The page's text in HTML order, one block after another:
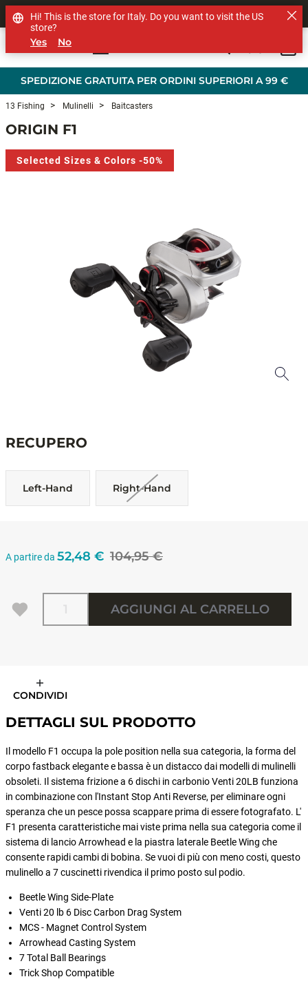
SPEDIZIONE GRATUITA PER ORDINI SUPERIORI A 99 €
SHOP OTHER BRANDS
13 Fishing Mulinelli Baitcasters
ORIGIN F1
Selected Sizes & Colors -50%
RECUPERO
Left-Hand Right-Hand
A partire da 104,95 €
52,48 €
Quantità
AGGIUNGI AL CARRELLO
CONDIVIDI
DETTAGLI SUL PRODOTTO
Il modello F1 occupa la pole position nella sua categoria, la forma del
corpo fastback elegante e bassa è un distacco dai modelli di mulinelli
obsoleti. Il sistema frizione a 6 dischi in carbonio Venti 20LB funziona
in combinazione con l'Instant Stop Anti Reverse, per eliminare ogni
speranza che un pesce possa scappare prima di essere fotografato. L'
F1 presenta caratteristiche mai viste prima nella sua categoria come il
sistema di lancio Arrowhead e la piastra laterale Beetle Wing che
consente rapidi cambi di bobina. Se vuoi di più con meno costi, questo
mulinello a 7 cuscinetti rivendica il primo posto sul podio.
Beetle Wing Side-Plate
Venti 20 lb 6 Disc Carbon Drag System
MCS - Magnet Control System
Arrowhead Casting System
7 Total Ball Bearings
Trick Shop Compatible
Hi! This is the store for Italy. Do you want to visit the US
store?
Yes No